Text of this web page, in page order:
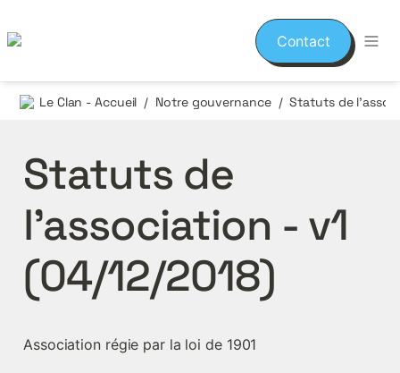
Contact
Le Clan - Accueil / Notre gouvernance / Statuts de
Statuts de
l’association - v1
(04/12/2018)
Association régie par la loi de 1901